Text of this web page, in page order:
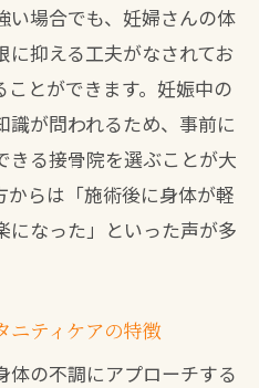
リラックス体験と評価
で毎日を快適に過ごす
院整体で改善するメリ
で体型回復を目指す
を受ける際の注意点
い場合でも、妊婦さんの体
抑える工夫がなされてお
ことができます。妊娠中の
が問われるため、事前に
きる接骨院を選ぶことが大
らは「施術後に身体が軽
になった」といった声が多
ニティケアの特徴
の不調にアプローチする